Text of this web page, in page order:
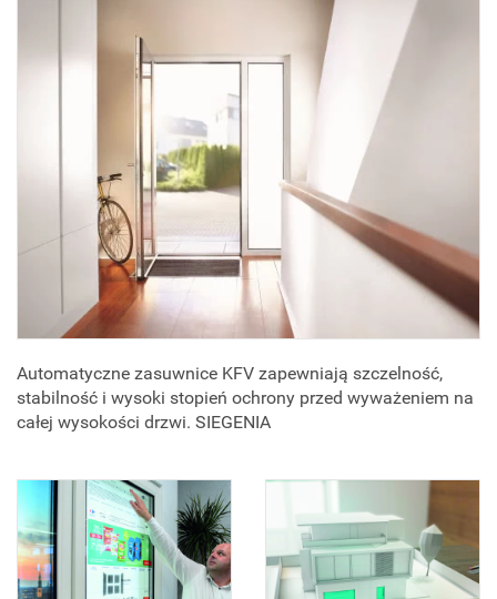
Automatyczne zasuwnice KFV zapewniają szczelność,
stabilność i wysoki stopień ochrony przed wyważeniem na
całej wysokości drzwi. SIEGENIA